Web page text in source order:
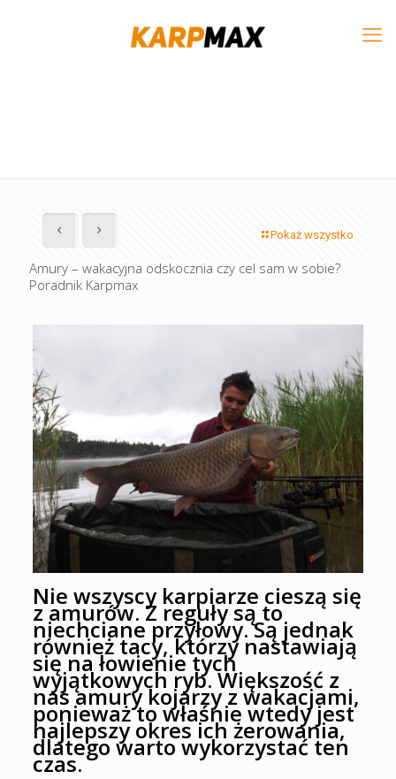
Pokaż wszystko
Amury – wakacyjna odskocznia czy cel sam w sobie?
Poradnik Karpmax
Nie wszyscy karpiarze cieszą się
z amurów. Z reguły są to
niechciane przyłowy. Są jednak
również tacy, którzy nastawiają
się na łowienie tych
wyjątkowych ryb. Większość z
nas amury kojarzy z wakacjami,
ponieważ to właśnie wtedy jest
najlepszy okres ich żerowania,
dlatego warto wykorzystać ten
czas.